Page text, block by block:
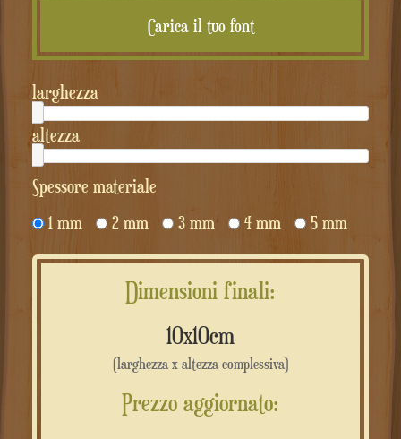
Carica il tuo font
larghezza
altezza
Spessore materiale
1 mm
2 mm 3 mm 4 mm 5 mm
Dimensioni finali:
10x10cm
(larghezza x altezza complessiva)
Prezzo aggiornato: